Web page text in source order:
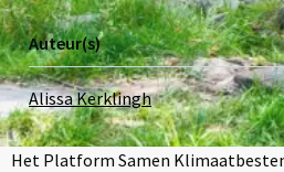
Auteur(s)
Alissa Kerklingh
Het Platform Samen